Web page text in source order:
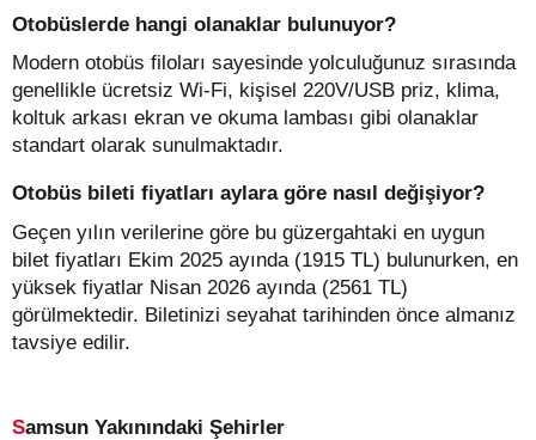
Otobüslerde hangi olanaklar bulunuyor?
Modern otobüs filoları sayesinde yolculuğunuz sırasında
genellikle ücretsiz Wi-Fi, kişisel 220V/USB priz, klima,
koltuk arkası ekran ve okuma lambası gibi olanaklar
standart olarak sunulmaktadır.
Otobüs bileti fiyatları aylara göre nasıl değişiyor?
Geçen yılın verilerine göre bu güzergahtaki en uygun
bilet fiyatları Ekim 2025 ayında (1915 TL) bulunurken, en
yüksek fiyatlar Nisan 2026 ayında (2561 TL)
görülmektedir. Biletinizi seyahat tarihinden önce almanız
tavsiye edilir.
Samsun Yakınındaki Şehirler